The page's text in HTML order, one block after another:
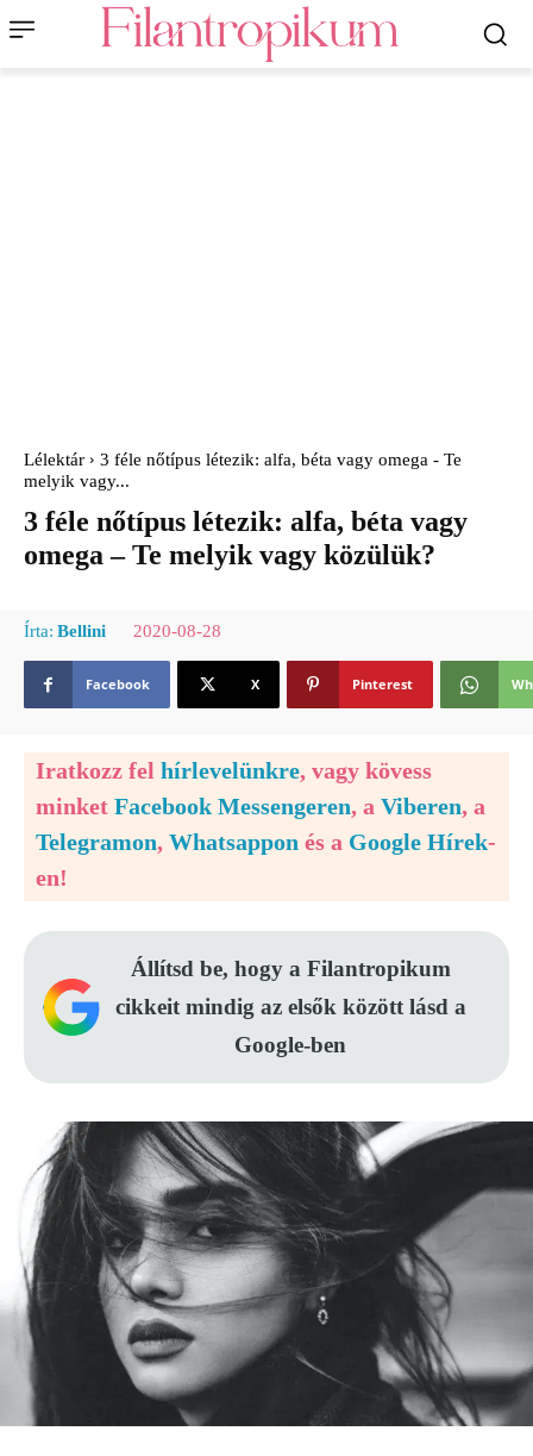
Lélektár
3 féle nőtípus létezik: alfa, béta vagy omega - Te
melyik vagy...
3 féle nőtípus létezik: alfa, béta vagy
omega – Te melyik vagy közülük?
Írta: Bellini 2020-08-28
Facebook X Pinterest
Iratkozz fel hírlevelünkre, vagy kövess
minket Facebook Messengeren, a Viberen, a
Telegramon, Whatsappon és a Google Hírek-
en!
Állítsd be, hogy a Filantropikum
cikkeit mindig az elsők között lásd a
Google-ben